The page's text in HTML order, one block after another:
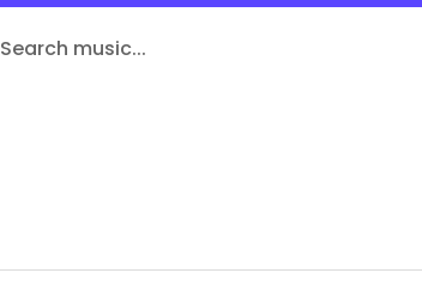
Search music...